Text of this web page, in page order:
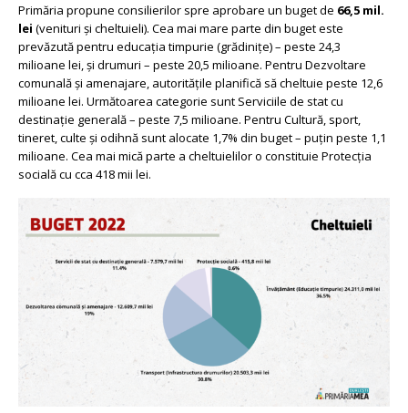
Primăria propune consilierilor spre aprobare un buget de 66,5 mil.
lei (venituri și cheltuieli). Cea mai mare parte din buget este
prevăzută pentru educația timpurie (grădinițe) – peste 24,3
milioane lei, și drumuri – peste 20,5 milioane. Pentru Dezvoltare
comunală și amenajare, autoritățile planifică să cheltuie peste 12,6
milioane lei. Următoarea categorie sunt Serviciile de stat cu
destinație generală – peste 7,5 milioane. Pentru Cultură, sport,
tineret, culte și odihnă sunt alocate 1,7% din buget – puțin peste 1,1
milioane. Cea mai mică parte a cheltuielilor o constituie Protecția
socială cu cca 418 mii lei.